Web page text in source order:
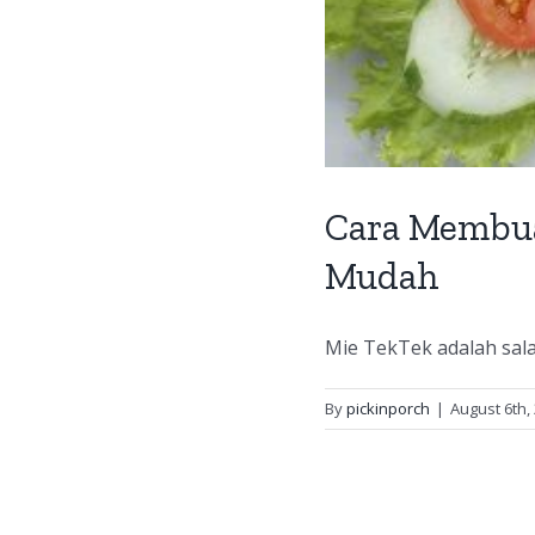
Cara
Mudah
Mie TekTek adalah
Bypickinporch | August 6th,